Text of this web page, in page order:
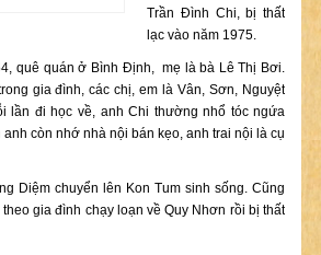
Trần Đình Chi, bị thất
lạc vào năm 1975.
quê quán ở Bình Định, mẹ là bà Lê Thị Bơi.
gia đình, các chị, em là Vân, Sơn, Nguyệt
lần đi học về, anh Chi thường nhổ tóc ngứa
còn nhớ nhà nội bán kẹo, anh trai nội là cụ
Diệm chuyển lên Kon Tum sinh sống. Cũng
gia đình chạy loạn về Quy Nhơn rồi bị thất